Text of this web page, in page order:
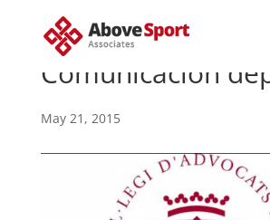
Comunicacion
May 21, 2015